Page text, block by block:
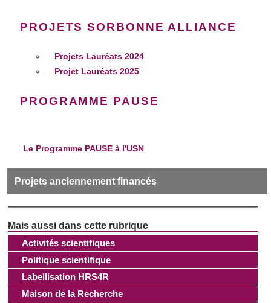
Activités scientifiques
Politique scientifique
Labellisation HRS4R
Maison de la Recherche
PROJETS SORBONNE ALLIANCE
Projets Lauréats 2024
Projet Lauréats 2025
PROGRAMME PAUSE
Le Programme PAUSE à l'USN
Projets anciennement financés
2020-2022 : traduction et édition deThe Tragedy of
ANR - ARCHIVES AFP
ANR - ARCHIZ
ANR - CINE08-19 - Histoire de la situation du cinéma
en France de 1908 à 1919
ANR - ECRITURES
ANR - ERHO